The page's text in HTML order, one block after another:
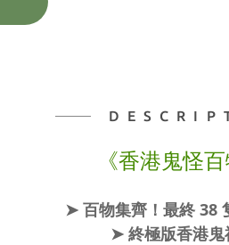
《香港鬼怪
➤ 百物集齊！最終 38
➤ 終極版香港鬼